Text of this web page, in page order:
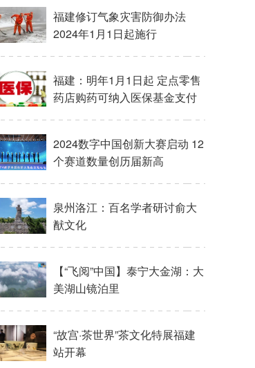
福建修订气象灾害防御办法
2024年1月1日起施行
福建：明年1月1日起 定点零售
药店购药可纳入医保基金支付
2024数字中国创新大赛启动 12
个赛道数量创历届新高
泉州洛江：百名学者研讨俞大
猷文化
【“飞阅”中国】泰宁大金湖：大
美湖山镜泊里
“故宫·茶世界”茶文化特展福建
站开幕